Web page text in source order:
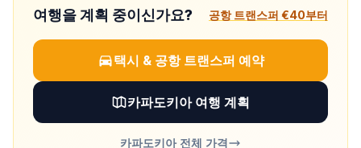
여행을 계획 중이신가요? 공항 트랜스퍼 €40부터
택시 & 공항 트랜스퍼 예약
카파도키아 여행 계획
카파도키아 전체 가격